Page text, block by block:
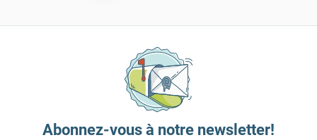
Abonnez-vous à notre newsletter!